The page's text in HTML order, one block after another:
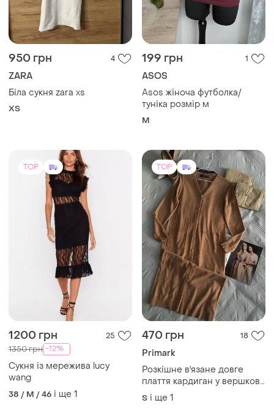
950 грн 4
ZARA
Біла сукня zara xs
ХS
199 грн 1
ASOS
Asos жіноча футболка/
туніка розмір м
M
TOP
1200 грн 25
1350 грн -12%
Сукня із мережива lucy
wang
38 / M / 46 і ще 1
TOP
470 грн 18
Primark
Розкішне в'язане довге
плаття кардиган у вершково
карамельному кольорі в
розмірах xs,s і м
S і ще 1